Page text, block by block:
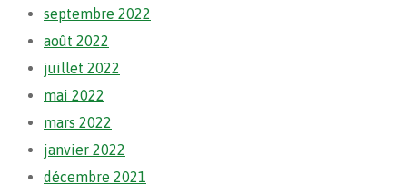
septembre 2022
août 2022
juillet 2022
mai 2022
mars 2022
janvier 2022
décembre 2021